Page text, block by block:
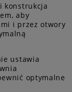
konstrukcja
aby
i przez otwory
ustawia
optymalne